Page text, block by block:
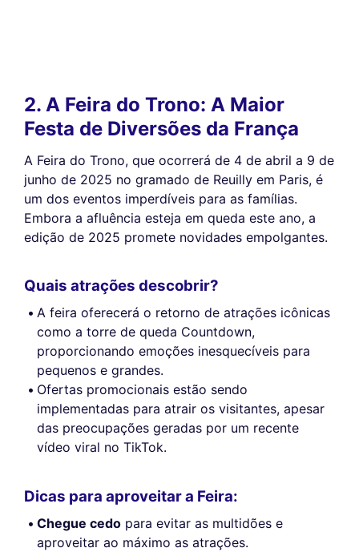
2. A Feira do Trono: A Maior
Festa de Diversões da França
A Feira do Trono, que ocorrerá de 4 de abril a 9 de
junho de 2025 no gramado de Reuilly em Paris, é
um dos eventos imperdíveis para as famílias.
Embora a afluência esteja em queda este ano, a
edição de 2025 promete novidades empolgantes.
Quais atrações descobrir?
A feira oferecerá o retorno de atrações icônicas
como a torre de queda Countdown,
proporcionando emoções inesquecíveis para
pequenos e grandes.
Ofertas promocionais estão sendo
implementadas para atrair os visitantes, apesar
das preocupações geradas por um recente
vídeo viral no TikTok.
Dicas para aproveitar a Feira:
Chegue cedo para evitar as multidões e
aproveitar ao máximo as atrações.